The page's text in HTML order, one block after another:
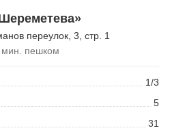
переулок , 3, стр. 1
мин. пешком
1/3
5
31